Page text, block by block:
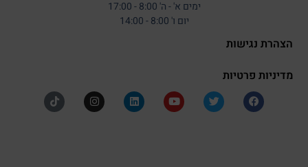
ימים א' - ה' 8:00 - 17:00
יום ו' 8:00 - 14:00
הצהרת נגישות
מדיניות פרטיות